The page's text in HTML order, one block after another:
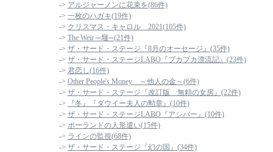
-> アルジャーノンに花束を(86件)
-> 一枚のハガキ(19件)
-> クリスマス・キャロル 2021(105件)
-> The Weir ─堰─(21件)
-> ザ・サード・ステージ『8月のオーセージ』(35件)
-> ザ・サード・ステージLABO『プカプカ漂流記』(23件)
-> 君恋し(16件)
-> Other People's Money ～他人の金～(6件)
-> ザ・サード・ステージ『改訂版 無頼の女房』(22件)
->
『冬』『ダウイー夫人の勲章』(10件)
-> ザ・サード・ステージLABO『アシバー』(10件)
-> ポーランドの人形遣い(15件)
-> ラインの監視(68件)
-> ザ・サード・ステージ『幻の国』(34件)